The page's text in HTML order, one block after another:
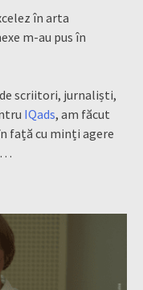
în arta
m-au pus în
scriitori, jurnaliști,
IQads, am făcut
față cu minți agere